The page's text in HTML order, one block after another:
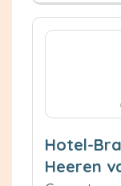
Hotel-
Heeren